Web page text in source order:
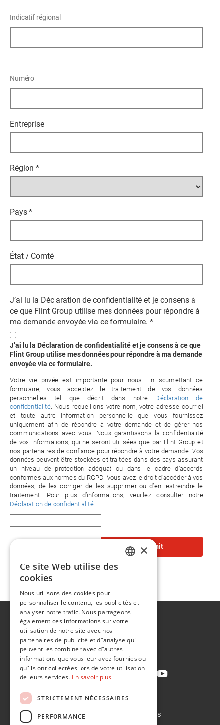
Indicatif régional
Numéro
Entreprise
Région *
Pays *
État / Comté
J’ai lu la Déclaration de confidentialité et je consens à
ce que Flint Group utilise mes données pour répondre à
ma demande envoyée via ce formulaire. *
J’ai lu la Déclaration de confidentialité et je consens à ce que
Flint Group utilise mes données pour répondre à ma demande
envoyée via ce formulaire.
Votre vie privée est importante pour nous. En soumettant ce
formulaire, vous acceptez le traitement de vos données
personnelles tel que décrit dans notre Déclaration de
confidentialité. Nous recueillons votre nom, votre adresse courriel
et toute autre information personnelle que vous fournissez
uniquement afin de répondre à votre demande et de gérer nos
communications avec vous. Nous garantissons la confidentialité
de vos informations, qui ne seront utilisées que par Flint Group et
nos partenaires de confiance pour répondre à votre demande. Vos
données peuvent être stockées et traitées dans des pays assurant
un niveau de protection adéquat ou dans le cadre d’accords
conformes aux normes du RGPD. Vous avez le droit d’accéder à vos
données, de les corriger, de les supprimer ou d’en restreindre le
traitement. Pour plus d’informations, veuillez consulter notre
Déclaration de confidentialité.
A propos de
Développement durable
Contact
Politique de confidentialité
Politique en matière de cookies
×
Ce site Web utilise des
cookies
Nous utilisons des cookies pour
personnaliser le contenu, les publicités et
analyser notre trafic. Nous partageons
également des informations sur votre
utilisation de notre site avec nos
partenaires de publicité et d"analyse qui
peuvent les combiner avec d"autres
informations que vous leur avez fournies ou
qu"ils ont collectées lors de votre utilisation
de leurs services. En savoir plus
STRICTEMENT NÉCESSAIRES
PERFORMANCE